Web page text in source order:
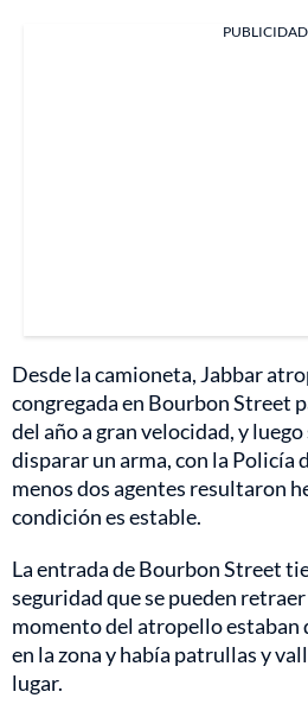
PUBLICIDAD
Desde la camioneta, Jabbar
congregada en Bourbon Street
del año a gran velocidad, y
disparar un arma, con la Policía
menos dos agentes resultaron
condición es estable.
La entrada de Bourbon Street
seguridad que se pueden
momento del atropello estaban
en la zona y había patrullas y
lugar.